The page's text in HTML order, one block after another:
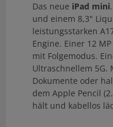
Das neue iPad mini
und einem 8,3"
leistungsstarken
Engine. Einer 12
mit Folgemodus.
Ultraschnellem 5G.
Dokumente oder
dem Apple Pencil
hält und kabellos